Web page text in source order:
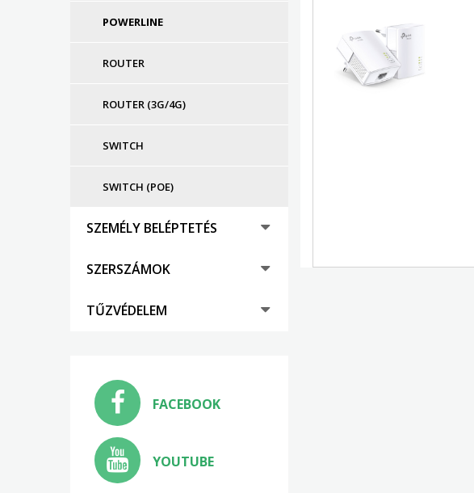
POWERLINE
ROUTER
ROUTER (3G/4G)
SWITCH
SWITCH (POE)
SZEMÉLY BELÉPTETÉS
SZERSZÁMOK
TŰZVÉDELEM
FACEBOOK
YOUTUBE